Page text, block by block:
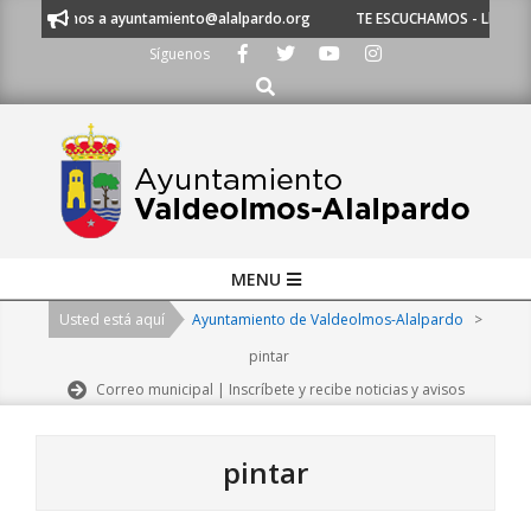
a ayuntamiento@alalpardo.org
TE ESCUCHAMOS -
Síguenos
Buscar
Navigation
MENU
Usted está aquí Ayuntamiento de Valdeolmos-Alalpardo
>
pintar
Correo municipal | Inscríbete y recibe noticias y avisos
pintar